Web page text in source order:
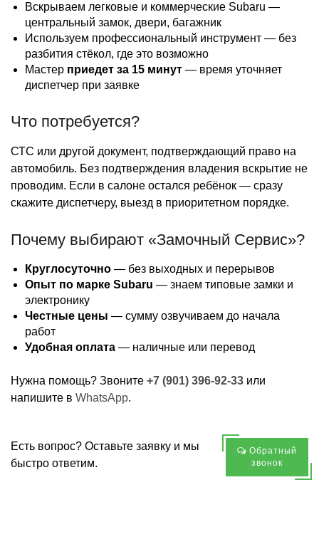
Вскрываем легковые и коммерческие Subaru —
центральный замок, двери, багажник
Используем профессиональный инструмент — без
разбития стёкол, где это возможно
Мастер приедет за 15 минут — время уточняет
диспетчер при заявке
Что потребуется?
СТС или другой документ, подтверждающий право на
автомобиль. Без подтверждения владения вскрытие не
проводим. Если в салоне остался ребёнок — сразу
скажите диспетчеру, выезд в приоритетном порядке.
Почему выбирают «Замочный Сервис»?
Круглосуточно — без выходных и перерывов
Опыт по марке Subaru — знаем типовые замки и
электронику
Честные цены — сумму озвучиваем до начала
работ
Удобная оплата — наличные или перевод
Нужна помощь? Звоните +7 (901) 396-92-33 или
напишите в WhatsApp.
Есть вопрос? Оставьте заявку и мы
быстро ответим.
Обратный
звонок